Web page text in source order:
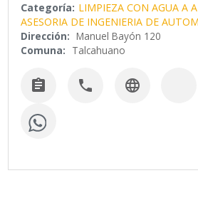
Categoría: LIMPIEZA CON AGUA A
ASESORIA DE INGENIERIA DE
Dirección: Manuel Bayón 120
Comuna: Talcahuano
  